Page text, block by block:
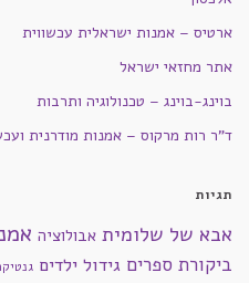
ארטיס – אמנות ישראלית עכשווית
אתר מחזאי ישראל
בוינג-בוינג – טכנולוגיה ותרבות
ד"ר רות מרקוס – אמנות מודרנית
תגיות
אבא של שלומית אבולוציה
ביקורת ספרים גידול ילדים